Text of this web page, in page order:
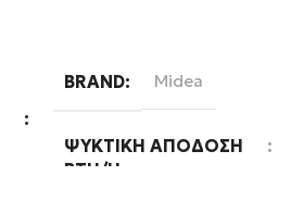
BRAND Midea
ΨΥΚΤΙΚΉ ΑΠΌΔΟΣΗ
BTU/H